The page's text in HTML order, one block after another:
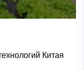
Китая